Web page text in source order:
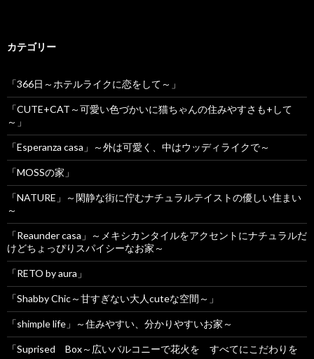
カテゴリー
「366日～ホテルライクに恋をして～」
「CUTE+CAT～可愛い色づかいに猫ちゃんの住みやすさも+して
～」
「Esperanza casa」～外は可愛く、中はウッディライクで～
「MOSSの家」
「NATURE」～閑静な街に佇むナチュラルテイストの優しい住まい
～
「Reaunder casa」～メキシカンタイルをアクセントにナチュラルだ
けどちょっぴりスパイシーなお家～
「RETO by aura」
「Shabby Chic～甘すぎない大人cuteな空間～」
「shimple life」～住みやすい、分かりやすいお家～
「Suprised Box～広いバルコニーで花火を すべてにこだわりを